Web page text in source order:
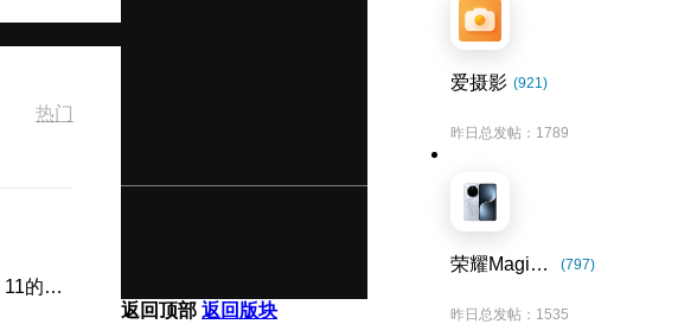
热门
[表情]盛夏正浓，体验进阶！产品经理回音壁8月体验升级资讯已送达！[表情]8月将正式进入MagicOS 11的升级节奏，内 ...
爱摄影 (921)
昨日总发帖：1789
荣耀Magic7系列 (797)
昨日总发帖：1535
返回顶部 返回版块